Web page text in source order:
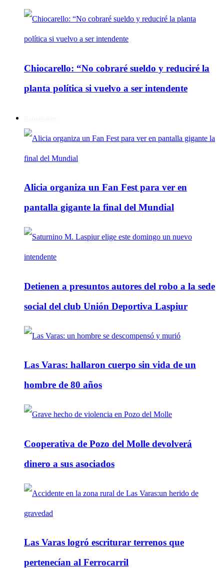
Chiocarello: “No cobraré sueldo y reduciré la
planta política si vuelvo a ser intendente
Alicia organiza un Fan Fest para ver en
pantalla gigante la final del Mundial
Detienen a presuntos autores del robo a la sede
social del club Unión Deportiva Laspiur
Las Varas: hallaron cuerpo sin vida de un
hombre de 80 años
Cooperativa de Pozo del Molle devolverá
dinero a sus asociados
Las Varas logró escriturar terrenos que
pertenecían al Ferrocarril